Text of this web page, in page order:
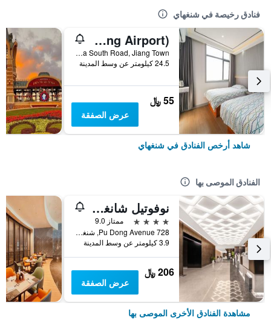
فنادق رخيصة في شنغهاي
Pod Inn (Shanghai Pudong Airport)
No. 10 Shuizha South Road, Jiang Town, شنغهاي, الصين
24.5 كيلومتر عن وسط المدينة
55 ﷼
عرض الصفقة
شاهد أرخص الفنادق في شنغهاي
الفنادق الموصى بها
نوفوتيل شانغهاي أتلانتس
4 نجوم
ممتاز 9.0
728 Pu Dong Avenue, شنغهاي, الصين
3.9 كيلومتر عن وسط المدينة
206 ﷼
عرض الصفقة
مشاهدة الفنادق الأخرى الموصى بها